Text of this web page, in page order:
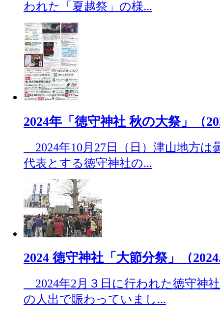
われた「夏越祭」の様...
2024年「徳守神社 秋の大祭」（
2024年10月27日（日）津山地方は
代表とする徳守神社の...
2024 徳守神社「大節分祭」（
2024年2月３日に行われた徳守神
の人出で賑わっていまし...